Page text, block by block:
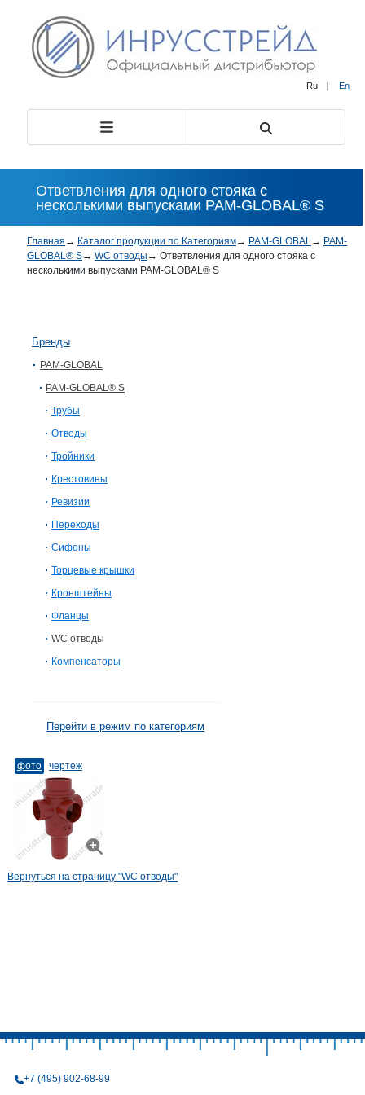
Ru | En
Ответвления для одного стояка с
несколькими выпусками PAM-GLOBAL® S
Главная → Каталог продукции по Категориям→ PAM-GLOBAL→ PAM-
GLOBAL® S→ WC отводы → Ответвления для одного стояка с
несколькими выпусками PAM-GLOBAL® S
Бренды
PAM-GLOBAL
PAM-GLOBAL® S
Трубы
Отводы
Тройники
Крестовины
Ревизии
Переходы
Сифоны
Торцевые крышки
Кронштейны
Фланцы
WC отводы
Компенсаторы
Перейти в режим по категориям
фото чертеж
Вернуться на страницу "WC отводы"
+7 (495) 902-68-99